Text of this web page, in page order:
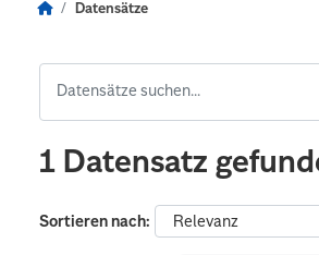
Datensätze
1 Datensatz
Sortieren nach